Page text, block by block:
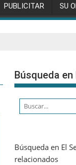
PUBLICITAR SU
Búsqueda
Búsqueda en El
relacionados